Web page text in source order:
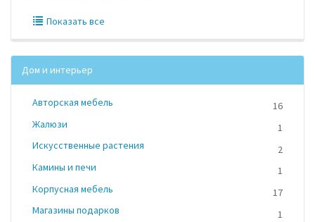
Показать все
Дом и интерьер
Авторская мебель
16
Жалюзи
1
Искусственные растения
2
Камины и печи
1
Корпусная мебель
17
Магазины подарков
1